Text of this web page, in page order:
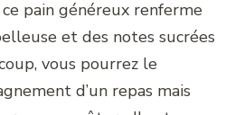
pain généreux renferme
et des notes sucrées
vous pourrez le
d’un repas mais